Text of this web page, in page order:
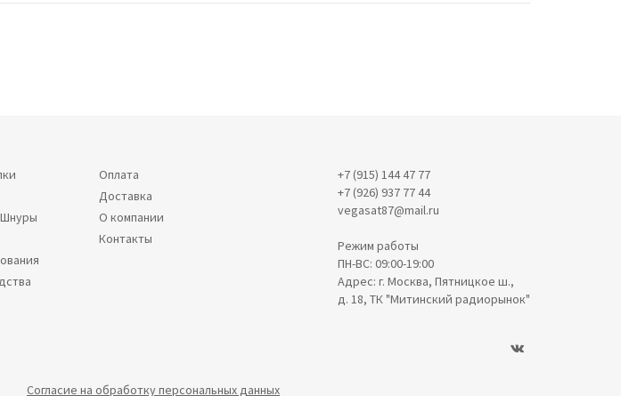
Оплата
Доставка
О компании
Контакты
+7 (915) 144 47 77
+7 (926) 937 77 44
vegasat87@mail.ru
Режим работы
ПН-ВС: 09:00-19:00
Адрес: г. Москва, Пятницкое ш.,
д. 18, ТК "Митинский радиорынок"
Согласие на обработку персональных данных